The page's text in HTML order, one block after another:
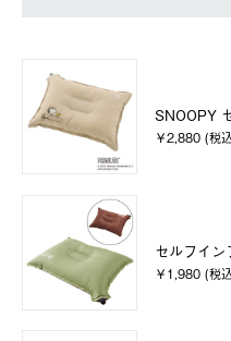
SNOOPY
￥2,880 (税
セルフイン
￥1,980 (税